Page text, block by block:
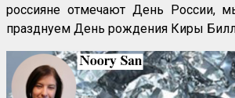
россияне отмечают День России,
празднуем День рождения Киры